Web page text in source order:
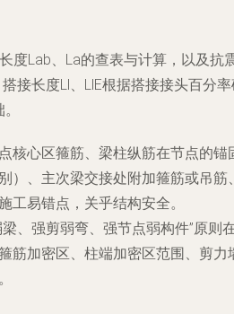
度Lab、La的查表与计算，以及抗
接长度Ll、LlE根据搭接接头百分
核心区箍筋、梁柱纵筋在节点的锚
）、主次梁交接处附加箍筋或吊筋
工易错点，关乎结构安全。
梁、强剪弱弯、强节点弱构件”原则
筋加密区、柱端加密区范围、剪力